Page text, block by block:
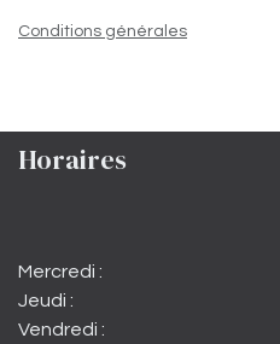
Conditions générales
Horaires
Mercredi :
Jeudi :
Vendredi :